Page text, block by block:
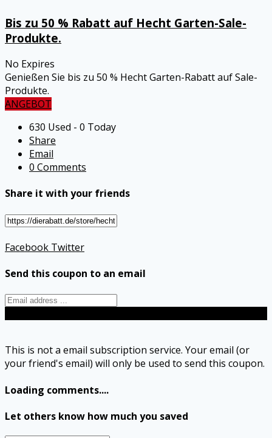
Bis zu 50 % Rabatt auf Hecht Garten-Sale-
Produkte.
No Expires
Genießen Sie bis zu 50 % Hecht Garten-Rabatt auf Sale-
Produkte.
ANGEBOT
630 Used - 0 Today
Share
Email
0 Comments
Share it with your friends
Facebook Twitter
Send this coupon to an email
This is not a email subscription service. Your email (or
your friend's email) will only be used to send this coupon.
Loading comments....
Let others know how much you saved